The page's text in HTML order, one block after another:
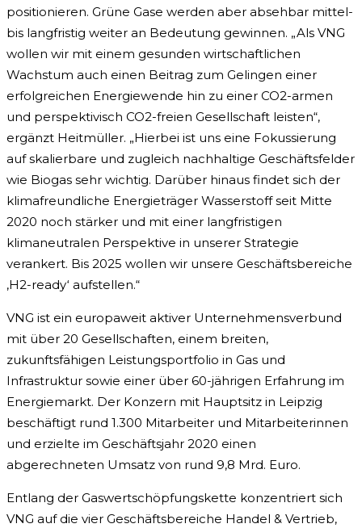
positionieren. Grüne Gase werden aber absehbar mittel-
bis langfristig weiter an Bedeutung gewinnen. „Als VNG
wollen wir mit einem gesunden wirtschaftlichen
Wachstum auch einen Beitrag zum Gelingen einer
erfolgreichen Energiewende hin zu einer CO2-armen
und perspektivisch CO2-freien Gesellschaft leisten“,
ergänzt Heitmüller. „Hierbei ist uns eine Fokussierung
auf skalierbare und zugleich nachhaltige Geschäftsfelder
wie Biogas sehr wichtig. Darüber hinaus findet sich der
klimafreundliche Energieträger Wasserstoff seit Mitte
2020 noch stärker und mit einer langfristigen
klimaneutralen Perspektive in unserer Strategie
verankert. Bis 2025 wollen wir unsere Geschäftsbereiche
‚H2-ready‘ aufstellen.“
VNG ist ein europaweit aktiver Unternehmensverbund
mit über 20 Gesellschaften, einem breiten,
zukunftsfähigen Leistungsportfolio in Gas und
Infrastruktur sowie einer über 60-jährigen Erfahrung im
Energiemarkt. Der Konzern mit Hauptsitz in Leipzig
beschäftigt rund 1.300 Mitarbeiter und Mitarbeiterinnen
und erzielte im Geschäftsjahr 2020 einen
abgerechneten Umsatz von rund 9,8 Mrd. Euro.
Entlang der Gaswertschöpfungskette konzentriert sich
VNG auf die vier Geschäftsbereiche Handel & Vertrieb,